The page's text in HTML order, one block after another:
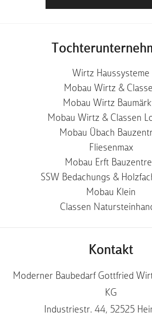
Wirtz Haussysteme
Mobau Wirtz &
Mobau Wirtz
Mobau Wirtz & Classen
Mobau Übach
Fliesenmax
Mobau Erft
SSW Bedachungs &
Mobau Klein
Classen
Kontakt
Moderner Baubedarf Gottfried
KG
Industriestr. 44, 52525